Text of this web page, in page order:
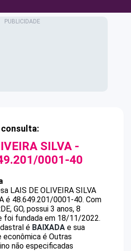
SILVA -
0001-40
LAIS DE OLIVEIRA SILVA
é 48.649.201/0001-40. Com
GO, possui 3 anos, 8
foi fundada em 18/11/2022.
é BAIXADA e sua
econômica é Outras
não especificadas